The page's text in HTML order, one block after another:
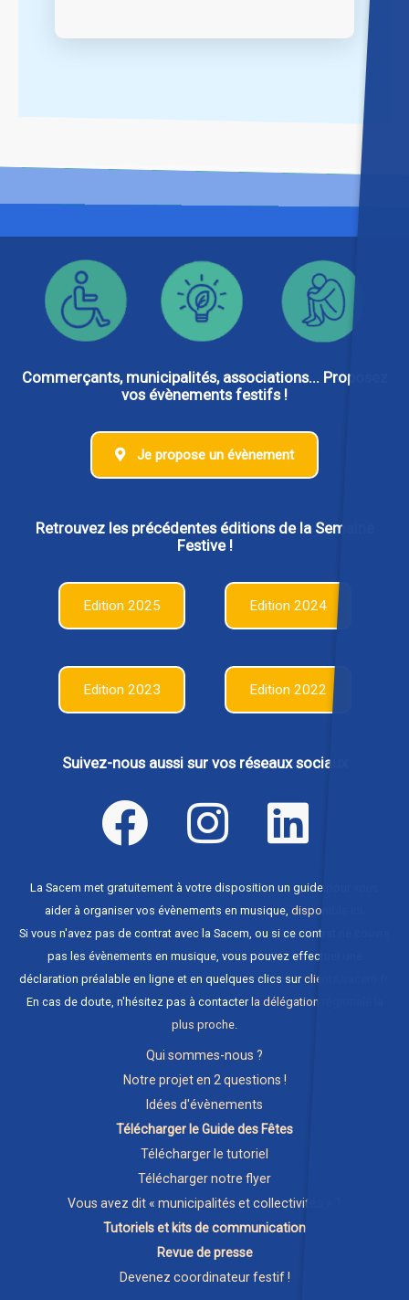
Commerçants, municipalités, associations... Proposez
vos évènements festifs !
Je propose un évènement
Retrouvez les précédentes éditions de la Semaine
Festive !
Edition 2025 Edition 2024
Edition 2023 Edition 2022
Suivez-nous aussi sur vos réseaux sociaux
La Sacem met gratuitement à votre disposition un guide pour vous
aider à organiser vos évènements en musique, disponible ici
Si vous n'avez pas de contrat avec la Sacem, ou si ce contrat ne couvre
pas les évènements en musique, vous pouvez effectuer une
déclaration préalable en ligne et en quelques clics surclients.sacem.fr
En cas de doute, n'hésitez pas à contacter la délégation régionale la
plus proche
Qui sommes-nous ?
Notre projet en 2 questions !
Idées d'évènements
Télécharger le Guide des Fêtes
Télécharger le tutoriel
Télécharger notre flyer
Vous avez dit « municipalités et collectivités » ?
Tutoriels et kits de communication
Revue de presse
Devenez coordinateur festif !